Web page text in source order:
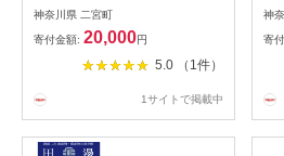
めろんパン チョコ クリーム
入り 国産小麦粉 神奈川県 特
産品 無添加 メロンパン 国産
小麦 手づくり 詰め合わせ 15
イム チョコ入り クリーム入
No.009
神奈川県 二宮町
寄付金額: 20,000円
5.0 （1件）
1サイトで掲載中
ワ
神
寄